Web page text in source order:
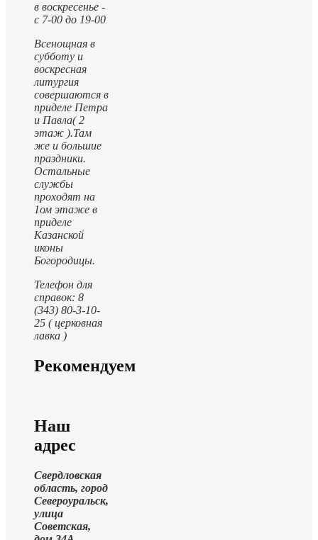
в воскресенье -
с 7-00 до 19-00
Всенощная в
субботу и
воскресная
литургия
совершаются в
приделе Петра
и Павла( 2
этаж ).Там
же и большие
праздники.
Остальные
службы
проходят на
1ом этаже в
приделе
Казанской
иконы
Богородицы.
Телефон для
справок: 8
(343) 80-3-10-
25 ( церковная
лавка )
Рекомендуем
Наш
адрес
Свердловская
область, город
Североуральск,
улица
Советская,